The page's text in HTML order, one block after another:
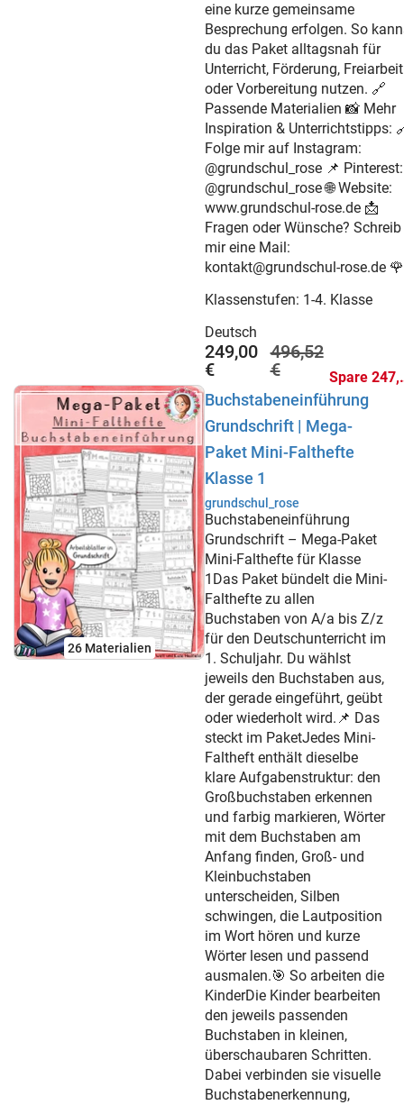
eine kurze gemeinsame
Besprechung erfolgen. So
du das Paket alltagsnah für
Unterricht, Förderung, Freiarbeit
oder Vorbereitung nutzen. 🔗
Passende Materialien 📸 Mehr
Inspiration & Unterrichtstipps:
Folge mir auf Instagram:
@grundschul_rose 📌 Pinterest:
@grundschul_rose 🌐 Website:
www.grundschul-rose.de 📩
Fragen oder Wünsche? Schreib
mir eine Mail:
kontakt@grundschul-rose.de 🌹
Klassenstufen: 1-4. Klasse
Deutsch
249,00
€
496,52
€
26 Materialien
Buchstabeneinführung
Grundschrift | Mega-
Paket Mini-Falthefte
Klasse 1
grundschul_rose
Buchstabeneinführung
Grundschrift – Mega-Paket
Mini-Falthefte für Klasse
1Das Paket bündelt die Mini-
Falthefte zu allen
Buchstaben von A/a bis Z/z
für den Deutschunterricht im
1. Schuljahr. Du wählst
jeweils den Buchstaben aus,
der gerade eingeführt, geübt
oder wiederholt wird.📌 Das
steckt im PaketJedes Mini-
Faltheft enthält dieselbe
klare Aufgabenstruktur: den
Großbuchstaben erkennen
und farbig markieren, Wörter
mit dem Buchstaben am
Anfang finden, Groß- und
Kleinbuchstaben
unterscheiden, Silben
schwingen, die Lautposition
im Wort hören und kurze
Wörter lesen und passend
ausmalen.🎯 So arbeiten die
KinderDie Kinder bearbeiten
den jeweils passenden
Buchstaben in kleinen,
überschaubaren Schritten.
Dabei verbinden sie visuelle
Buchstabenerkennung,